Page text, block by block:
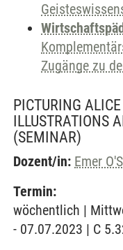
Zugänge zu
PICTURING
ILLUSTRATIONS
(SEMINAR)
Dozent/in: Emer
Termin:
wöchentlich |
- 07.07.2023 | C